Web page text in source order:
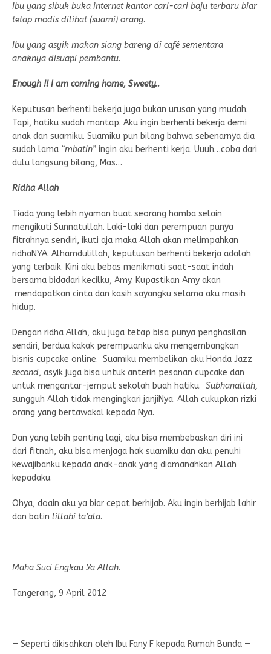
Ibu yang sibuk buka internet kantor cari-cari baju terbaru biar
tetap modis dilihat (suami) orang.
Ibu yang asyik makan siang bareng di café sementara
anaknya disuapi pembantu.
Enough !! I am coming home, Sweety..
Keputusan berhenti bekerja juga bukan urusan yang mudah.
Tapi, hatiku sudah mantap. Aku ingin berhenti bekerja demi
anak dan suamiku. Suamiku pun bilang bahwa sebenarnya dia
sudah lama “mbatin” ingin aku berhenti kerja. Uuuh…coba dari
dulu langsung bilang, Mas…
Ridha Allah
Tiada yang lebih nyaman buat seorang hamba selain
mengikuti Sunnatullah. Laki-laki dan perempuan punya
fitrahnya sendiri, ikuti aja maka Allah akan melimpahkan
ridhaNYA. Alhamdulillah, keputusan berhenti bekerja adalah
yang terbaik. Kini aku bebas menikmati saat-saat indah
bersama bidadari kecilku, Amy. Kupastikan Amy akan
mendapatkan cinta dan kasih sayangku selama aku masih
hidup.
Dengan ridha Allah, aku juga tetap bisa punya penghasilan
sendiri, berdua kakak perempuanku aku mengembangkan
bisnis cupcake online. Suamiku membelikan aku Honda Jazz
second, asyik juga bisa untuk anterin pesanan cupcake dan
untuk mengantar-jemput sekolah buah hatiku. Subhanallah,
sungguh Allah tidak mengingkari janjiNya. Allah cukupkan rizki
orang yang bertawakal kepada Nya.
Dan yang lebih penting lagi, aku bisa membebaskan diri ini
dari fitnah, aku bisa menjaga hak suamiku dan aku penuhi
kewajibanku kepada anak-anak yang diamanahkan Allah
kepadaku.
Ohya, doain aku ya biar cepat berhijab. Aku ingin berhijab lahir
dan batin lillahi ta’ala.
Maha Suci Engkau Ya Allah.
Tangerang, 9 April 2012
— Seperti dikisahkan oleh Ibu Fany F kepada Rumah Bunda —